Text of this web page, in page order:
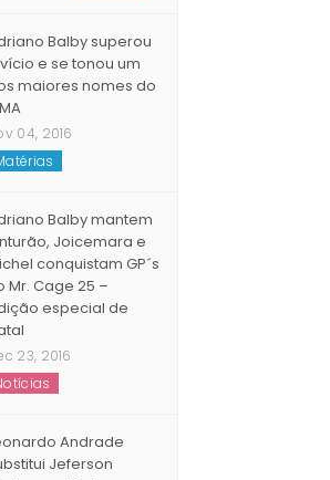
19, 2016
Balby superou
e se tonou um
maiores nomes do
Matérias
Balby mantem
Joicemara e
conquistam GP´s
Mr. Cage 25 –
especial de
Notícias